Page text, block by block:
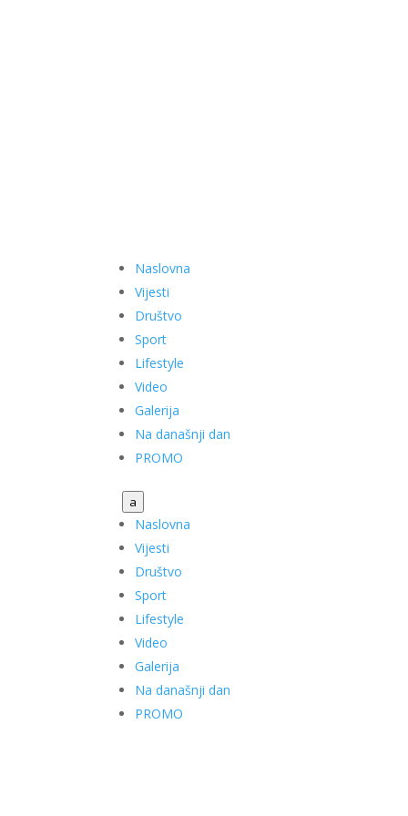
Naslovna
Vijesti
Društvo
Sport
Lifestyle
Video
Galerija
Na današnji dan
PROMO
a
Naslovna
Vijesti
Društvo
Sport
Lifestyle
Video
Galerija
Na današnji dan
PROMO